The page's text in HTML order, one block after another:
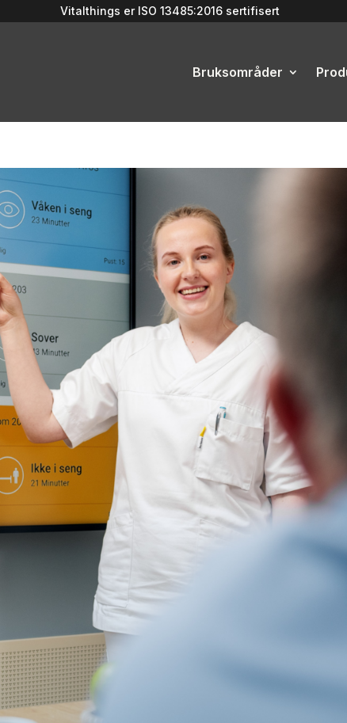
Vitalthings er ISO 13485:2016sertifisert
Bruksområder